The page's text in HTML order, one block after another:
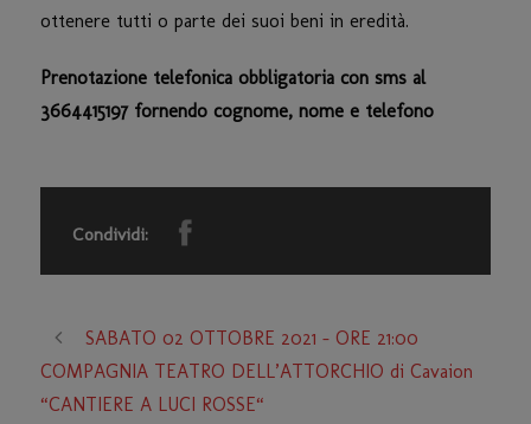
ottenere tutti o parte dei suoi beni in eredità.
Prenotazione telefonica obbligatoria con sms al
3664415197 fornendo cognome, nome e telefono
Condividi:
SABATO 02 OTTOBRE 2021 – ORE 21:00
COMPAGNIA TEATRO DELL’ATTORCHIO di Cavaion
“CANTIERE A LUCI ROSSE“